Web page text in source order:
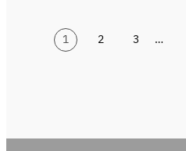
1 2 3 …